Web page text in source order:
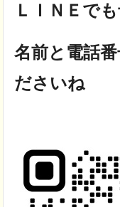
ＬＩＮＥで
名前と電話
ださいね